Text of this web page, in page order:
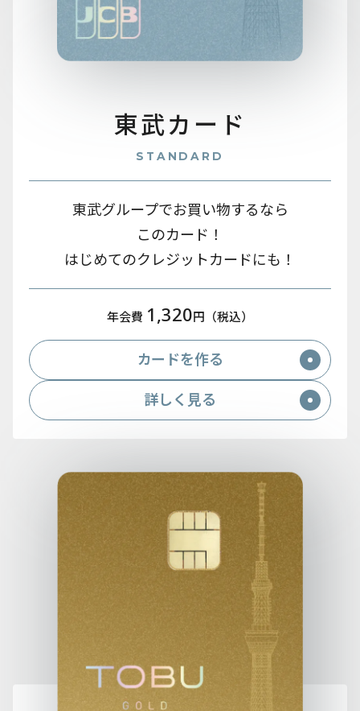
東武カード
STANDARD
東武グループでお買い物するなら
このカード！
はじめてのクレジットカードにも！
年会費 1,320円（税込）
カードを作る
詳しく見る